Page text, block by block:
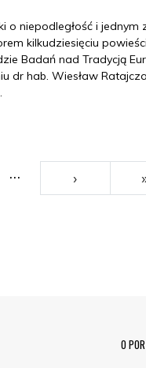
o niepodległość i jednym
kilkudziesięciu
Badań nad Tradycją
dr hab. Wiesław
… ›››
Menu O